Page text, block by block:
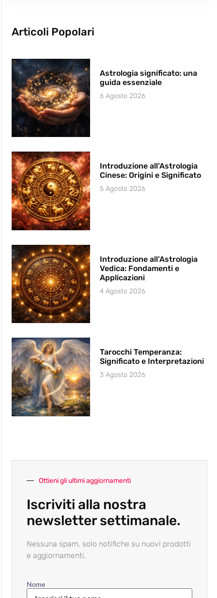
Articoli Popolari
Astrologia significato: una
guida essenziale
6 Agosto 2026
Introduzione all’Astrologia
Cinese: Origini e Significato
5 Agosto 2026
Introduzione all’Astrologia
Vedica: Fondamenti e
Applicazioni
4 Agosto 2026
Tarocchi Temperanza:
Significato e Interpretazioni
3 Agosto 2026
Ottieni gli ultimi aggiornamenti
Iscriviti alla nostra
newsletter settimanale.
Nessuna spam, solo notifiche su nuovi prodotti
e aggiornamenti.
Nome